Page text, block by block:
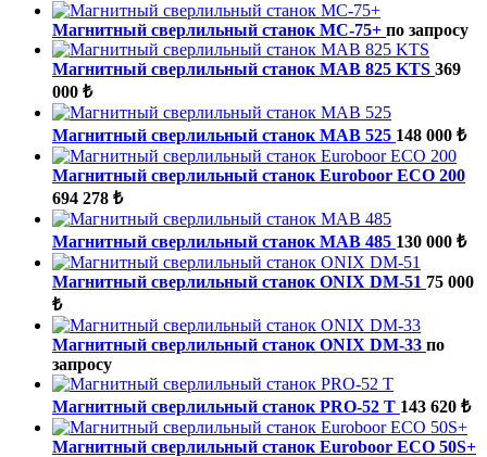
Магнитный сверлильный станок МС-75+ по запросу
Магнитный сверлильный станок MAB 825 KTS 369
000 ₺
Магнитный сверлильный станок MAB 525 148 000 ₺
Магнитный сверлильный станок Euroboor ECO 200
694 278 ₺
Магнитный сверлильный станок MAB 485 130 000 ₺
Магнитный сверлильный станок ONIX DM-51 75 000
₺
Магнитный сверлильный станок ONIX DM-33 по
запросу
Магнитный сверлильный станок PRO-52 T 143 620 ₺
Магнитный сверлильный станок Euroboor ECO 50S+